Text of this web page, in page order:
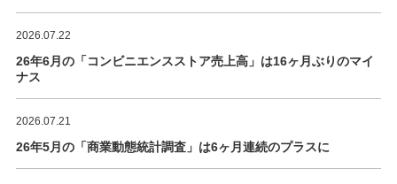
2026.07.22
26年6月の「コンビニエンスストア売上高」は16ヶ月ぶりのマイ
ナス
2026.07.21
26年5月の「商業動態統計調査」は6ヶ月連続のプラスに